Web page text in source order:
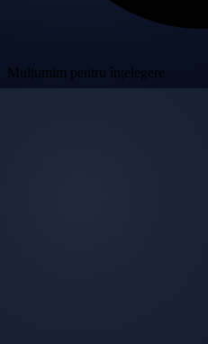
Mulțumim pentru înțelegere